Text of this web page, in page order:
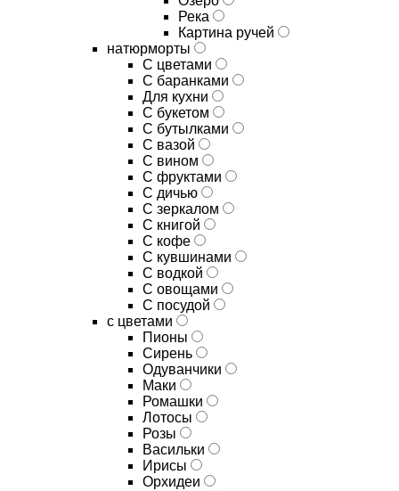
Река
Картина ручей
натюрморты
С цветами
С баранками
Для кухни
C букетом
C бутылками
C вазой
C вином
C фруктами
C дичью
C зеркалом
C книгой
C кофе
C кувшинами
C водкой
C овощами
C посудой
с цветами
Пионы
Сирень
Одуванчики
Маки
Ромашки
Лотосы
Розы
Васильки
Ирисы
Орхидеи